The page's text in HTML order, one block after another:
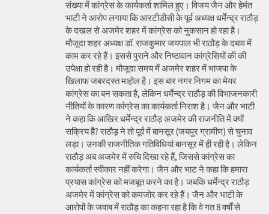
संख्या में कांग्रेस के कार्यकर्ता शामिल हुए। विजय जैन और हेमंत
भाटी ने आरोप लगाया कि आरटीडीसी के पूर्व अध्यक्ष धर्मेन्द्र राठौड़
के दखल से अजमेर शहर में कांग्रेस को नुकसान हो रहा है।
मौजूदा शहर अध्यक्ष डॉ. राजकुमार जयपाल भी राठौड़ के दबाव में
काम कर रहे हैं। इससे पुराने और निष्ठावान कांग्रेसियों की की
उपेक्षा हो रही है। मौजूदा समय में अजमेर शहर में भाजपा के
खिलाफ जबरदस्त माहोल है। इस बार नगर निगम का मेयर
कांग्रेस का बन सकता है, लेकिन धर्मेन्द्र राठौड़ की विभाजनकारी
नीतियों के कारण कांग्रेस का कार्यकर्ता निराश है। जैन और भाटी
ने कहा कि आखिर धर्मेन्द्र राठौड़ अजमेर की राजनीति में क्यों
सक्रिय हैै? राठौड़ ने तो पूर्व में बानसूर (जयपुर ग्रामीण) से चुनाव
लड़ा। उनकी राजनीतिक गतिविधियां बानसूर में ही रही है। लेकिन
राठौड़ अब अजमेर में रुचि दिखा रहे हैं, जिससे कांग्रेस का
कार्यकर्ता स्वीकार नहीं करेगा। जैन और भाट ने कहा कि हमारा
प्रयास कांग्रेस को मजबूत करने का है। जबकि धर्मेन्द्र राठौड़
अजमेर में कांग्रेस को कमजोर कर रहे हैं। जैन और भाटी के
आरोपों के जवाब में राठौड़ का कहना रहा है कि वे गत 8 वर्षों से